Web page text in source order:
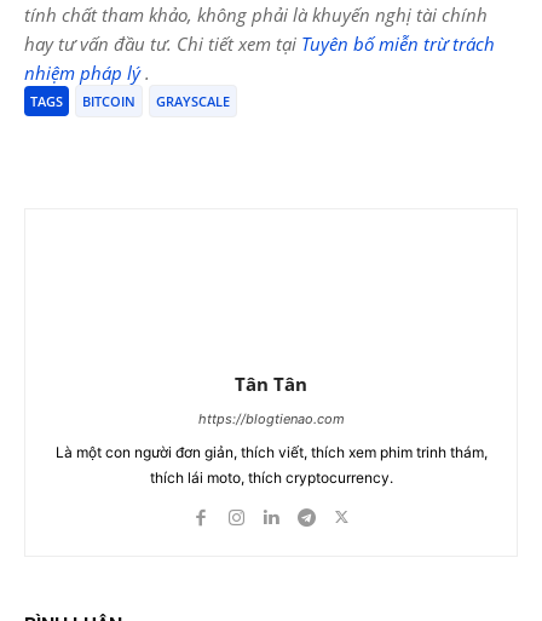
tính chất tham khảo, không phải là khuyến nghị tài chính
hay tư vấn đầu tư. Chi tiết xem tại Tuyên bố miễn trừ trách
nhiệm pháp lý.
TAGS BITCOIN GRAYSCALE
Tân Tân
https://blogtienao.com
Là một con người đơn giản, thích viết, thích xem phim trinh thám,
thích lái moto, thích cryptocurrency.